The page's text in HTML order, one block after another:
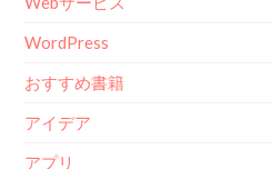
WordPress
おすすめ書籍
アイデア
アプリ